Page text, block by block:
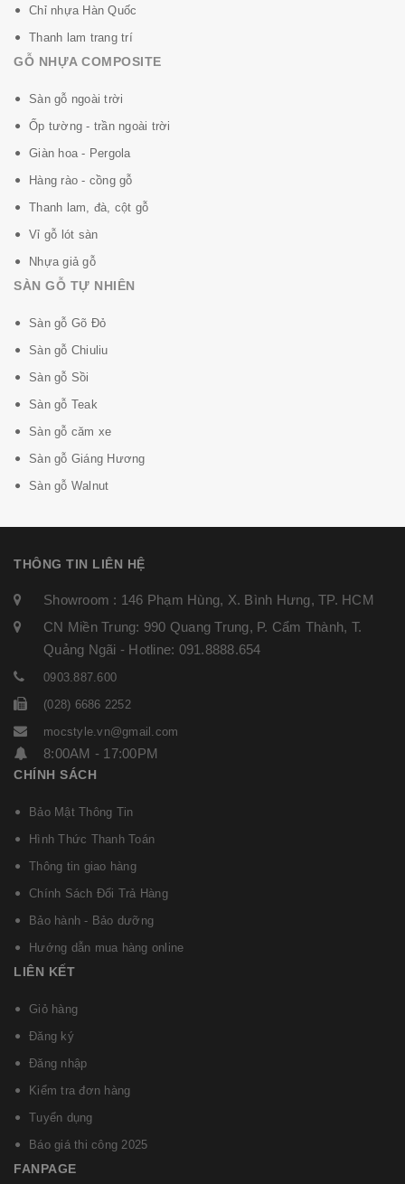
MỘC STYLE
XIN CAM KẾT:
+ Thợ lắp đặt chuyên nghiệp theo đúng tiêu chuẩn kỹ
thuật.
Chỉ nhựa Hàn Quốc
Thanh lam trang trí
GỖ NHỰA COMPOSITE
Sàn gỗ ngoài trời
Ốp tường - trần ngoài trời
Giàn hoa - Pergola
Hàng rào - cồng gỗ
Thanh lam, đà, cột gỗ
Vỉ gỗ lót sàn
Nhựa giả gỗ
SÀN GỖ TỰ NHIÊN
Sàn gỗ Gõ Đỏ
Sàn gỗ Chiuliu
Sàn gỗ Sồi
Sàn gỗ Teak
Sàn gỗ căm xe
Sàn gỗ Giáng Hương
Sàn gỗ Walnut
THÔNG TIN LIÊN HỆ
Showroom : 146 Phạm Hùng, X. Bình Hưng, TP. HCM
CN Miền Trung: 990 Quang Trung, P. Cẩm Thành, T.
Quảng Ngãi - Hotline: 091.8888.654
0903.887.600
(028) 6686 2252
mocstyle.vn@gmail.com
8:00AM - 17:00PM
CHÍNH SÁCH
Bảo Mật Thông Tin
Hình Thức Thanh Toán
Thông tin giao hàng
Chính Sách Đổi Trả Hàng
Bảo hành - Bảo dưỡng
Hướng dẫn mua hàng online
LIÊN KẾT
Giỏ hàng
Đăng ký
Đăng nhập
Kiểm tra đơn hàng
Tuyển dụng
Báo giá thi công 2025
FANPAGE